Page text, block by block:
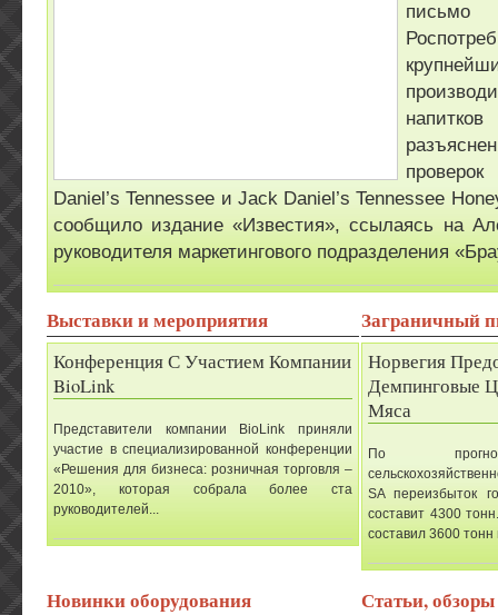
Daniel’s Tennessee и Jack Daniel’s Tennessee
сообщило издание «Известия», ссылаясь на
руководителя маркетингового подразделения
Выставки и мероприятия
Конференция С Участием Компании
BioLink
Представители компании BioLink приняли
участие в специализированной конференции
«Решения для бизнеса: розничная торговля –
2010», которая собрала более ста
руководителей...
Заграничный
Норвегия
Демпинговые
Мяса
По
SA переизбыток
составит 4300
составил 3600
Новинки оборудования Статьи, обзоры